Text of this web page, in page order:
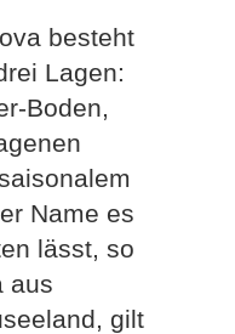
besteht
Lagen:
Boden,
Name es
lässt, so
aus
gilt